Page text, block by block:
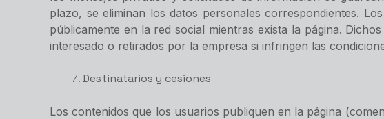
plazo, se eliminan los datos personales correspondientes.
públicamente en la red social mientras exista la página.
interesado o retirados por la empresa si infringen las
Destinatarios y cesiones
Los contenidos que los usuarios publiquen en la página